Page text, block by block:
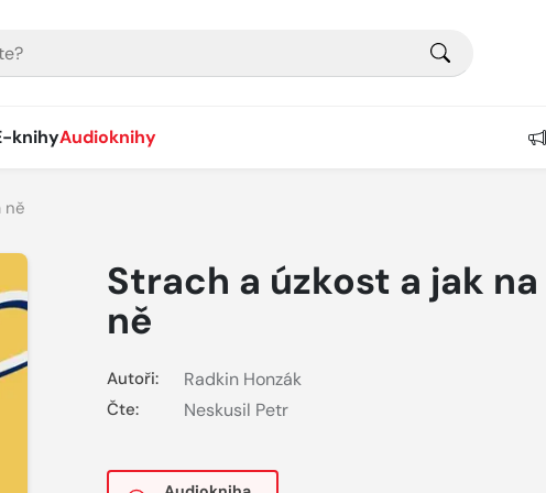
knihyAudioknihy
ně
Strach a úzkost a jak na
ně
Autoři: Radkin Honzák
Čte: Neskusil Petr